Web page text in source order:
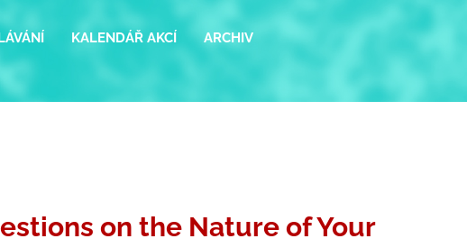
KALENDÁŘ AKCÍ ARCHIV
on the Nature of Your